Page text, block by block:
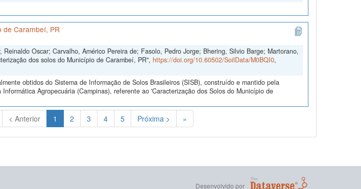
de Carambeí, PR
Reinaldo Oscar; Carvalho, Américo Pereira de; Fasolo, Pedro Jorge; Bhering, Silvio Barge; Martorano,
dos solos do Município de Carambeí, PR", https://doi.org/10.60502/SoilData/M0BQI0,
obtidos do Sistema de Informação de Solos Brasileiros (SISB), construído e mantido pela
Agropecuária (Campinas), referente ao 'Caracterização dos Solos do Município de
< Anterior 1 (Atual)
2 3 4 5 Próxima > »
Desenvolvido por